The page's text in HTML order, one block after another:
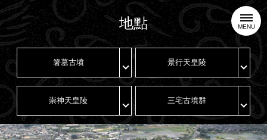
MENU
地點
箸墓古墳 景行天皇陵
崇神天皇陵 三宅古墳群